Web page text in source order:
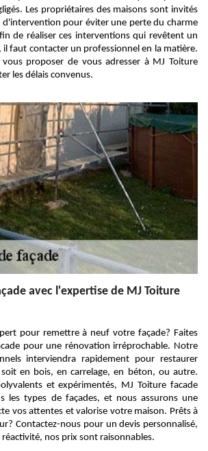
Les propriétaires des maisons sont invités
d'intervention pour éviter une perte du charme
de réaliser ces interventions qui revêtent un
il faut contacter un professionnel en la matière.
proposer de vous adresser à MJ Toiture
les délais convenus.
avec l'expertise de MJ Toiture
pour remettre à neuf votre façade? Faites
pour une rénovation irréprochable. Notre
interviendra rapidement pour restaurer
en bois, en carrelage, en béton, ou autre.
et expérimentés, MJ Toiture facade
les types de façades, et nous assurons une
vos attentes et valorise votre maison. Prêts à
Contactez-nous pour un devis personnalisé,
nos prix sont raisonnables.